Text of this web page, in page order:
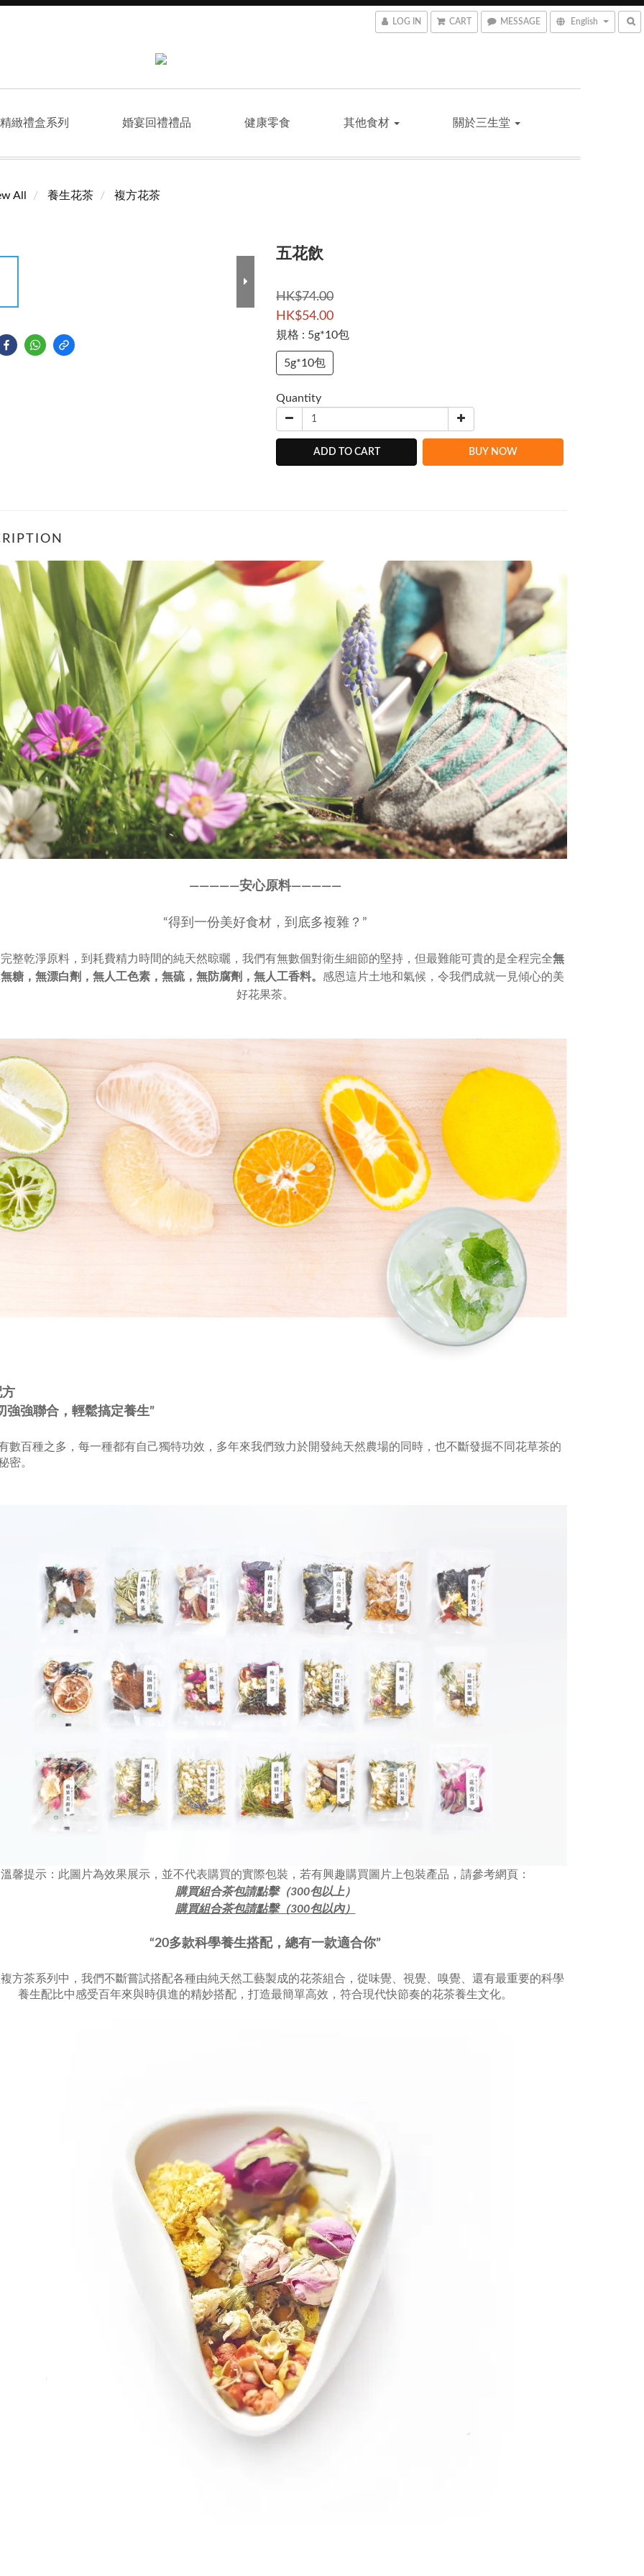
LOG IN CART MESSAGE English
精緻禮盒系列 婚宴回禮禮品 健康零食 其他食材 關於三生堂
All 養生花茶 複方花茶
五花飲
HK$74.00
HK$54.00
規格 : 5g*10包
5g*10包
Quantity
ADD TO CART BUY NOW
—————安心原料—————
“得到一份美好食材，到底多複雜？”
整乾淨原料，到耗費精力時間的純天然晾曬，我們有無數個對衛生細節的堅持，但最難能可貴的是全程完全無
無糖，無漂白劑，無人工色素， 無硫，無防腐劑，無人工香料。 感恩這片土地和氣候，令我們成就一見傾心的美
好花果茶。
強強聯合，輕鬆搞定養生”
數百種之多，每一種都有自己獨特功效，多年來我們致力於開發純天然農場的同時，也不斷發掘不同花草茶的
密。
溫馨提示：此圖片為效果展示，並不代表購買的實際包裝，若有興趣購買圖片上包裝產品，請參考網頁：
購買組合茶包請點擊（300包以上）
購買組合茶包請點擊（300包以內）
“20多款科學養生搭配，總有一款適合你”
方茶系列中，我們不斷嘗試搭配各種由純天然工藝製成的花茶組合，從味覺、視覺、嗅覺、還有最重要的科學
養生配比中感受百年來與時俱進的精妙搭配，打造最簡單高效，符合現代快節奏的花茶養生文化。